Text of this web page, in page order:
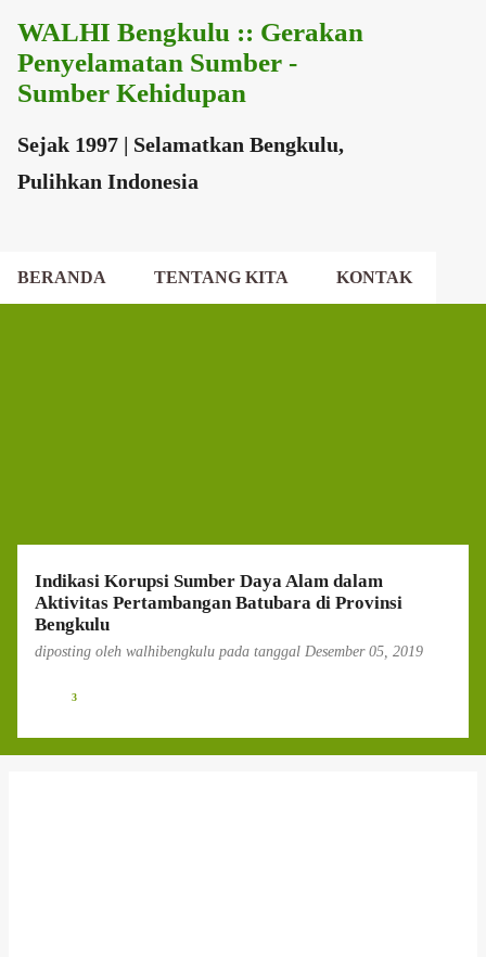
Langsung ke konten utama
WALHI Bengkulu :: Gerakan
Penyelamatan Sumber -
Sumber Kehidupan
Sejak 1997 | Selamatkan Bengkulu,
Pulihkan Indonesia
BERANDA TENTANG KITA KONTAK
Indikasi Korupsi Sumber Daya Alam dalam
Aktivitas Pertambangan Batubara di Provinsi
Bengkulu
diposting oleh walhibengkulu pada tanggal Desember 05, 2019
3